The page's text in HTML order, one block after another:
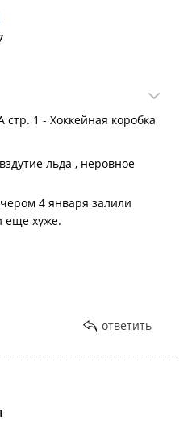
стр. 1 - Хоккейная коробка
льда , неровное
4 января залили
еще хуже.
ответить